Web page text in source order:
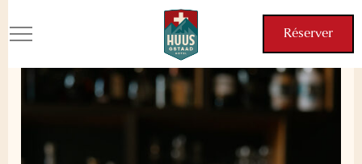
Réserver
Bar & Terrasse
Plongez dans une atmosphère détendue et confortable,
idéale pour savourer un verre entre proches ou pour vous
relaxer après une journée de travail à distance ou
d'exploration. Au HUUS Gstaad, le bar, le lobby et la
terrasse sont des espaces sociaux où les connexions se
font naturellement. Que ce soit entre amis, en famille, ou en
solo, notre cadre chaleureux favorise les échanges et les
nouvelles rencontres.